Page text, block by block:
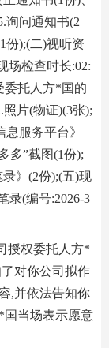
询问通知书(2
份);(二)视听资
场检查时长:02:
委托人方*国的
照片(物证)(3张);
服务平台》
多”截图(1份);
》(2份);(五)现
录(编号:2026-3
授权委托人方*
对你公司拟作
,并依法告知你
国当场表示愿意